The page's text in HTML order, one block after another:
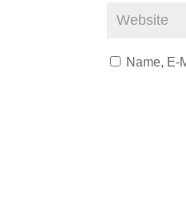
Name, E-